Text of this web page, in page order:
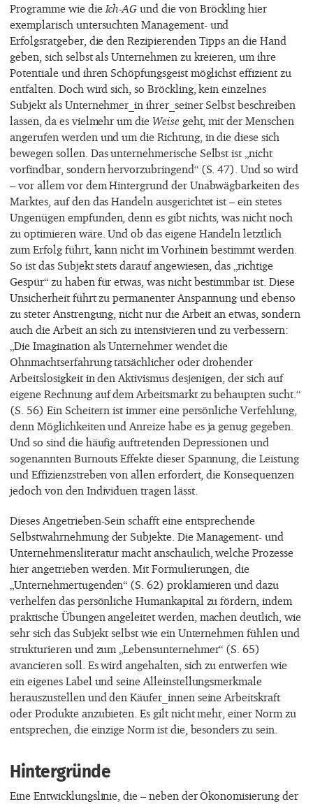
Programme wie die Ich-AG und die von Bröckling hier
exemplarisch untersuchten Management- und
Erfolgsratgeber, die den Rezipierenden Tipps an die Hand
geben, sich selbst als Unternehmen zu kreieren, um ihre
Potentiale und ihren Schöpfungsgeist möglichst effizient zu
entfalten. Doch wird sich, so Bröckling, kein einzelnes
Subjekt als Unternehmer_in ihrer_seiner Selbst beschreiben
lassen, da es vielmehr um die Weise geht, mit der Menschen
angerufen werden und um die Richtung, in die diese sich
bewegen sollen. Das unternehmerische Selbst ist „nicht
vorfindbar, sondern hervorzubringend“ (S. 47). Und so wird
– vor allem vor dem Hintergrund der Unabwägbarkeiten des
Marktes, auf den das Handeln ausgerichtet ist – ein stetes
Ungenügen empfunden, denn es gibt nichts, was nicht noch
zu optimieren wäre. Und ob das eigene Handeln letztlich
zum Erfolg führt, kann nicht im Vorhinein bestimmt werden.
So ist das Subjekt stets darauf angewiesen, das „richtige
Gespür“ zu haben für etwas, was nicht bestimmbar ist. Diese
Unsicherheit führt zu permanenter Anspannung und ebenso
zu steter Anstrengung, nicht nur die Arbeit an etwas, sondern
auch die Arbeit an sich zu intensivieren und zu verbessern:
„Die Imagination als Unternehmer wendet die
Ohnmachtserfahrung tatsächlicher oder drohender
Arbeitslosigkeit in den Aktivismus desjenigen, der sich auf
eigene Rechnung auf dem Arbeitsmarkt zu behaupten sucht.“
(S. 56) Ein Scheitern ist immer eine persönliche Verfehlung,
denn Möglichkeiten und Anreize habe es ja genug gegeben.
Und so sind die häufig auftretenden Depressionen und
sogenannten Burnouts Effekte dieser Spannung, die Leistung
und Effizienzstreben von allen erfordert, die Konsequenzen
jedoch von den Individuen tragen lässt.
Dieses Angetrieben-Sein schafft eine entsprechende
Selbstwahrnehmung der Subjekte. Die Management- und
Unternehmensliteratur macht anschaulich, welche Prozesse
hier angetrieben werden. Mit Formulierungen, die
„Unternehmertugenden“ (S. 62) proklamieren und dazu
verhelfen das persönliche Humankapital zu fördern, indem
praktische Übungen angeleitet werden, machen deutlich, wie
sehr sich das Subjekt selbst wie ein Unternehmen fühlen und
strukturieren und zum „Lebensunternehmer“ (S. 65)
avancieren soll. Es wird angehalten, sich zu entwerfen wie
ein eigenes Label und seine Alleinstellungsmerkmale
herauszustellen und den Käufer_innen seine Arbeitskraft
oder Produkte anzubieten. Es gilt nicht mehr, einer Norm zu
entsprechen, die einzige Norm ist die, besonders zu sein.
Hintergründe
Eine Entwicklungslinie, die – neben der Ökonomisierung der